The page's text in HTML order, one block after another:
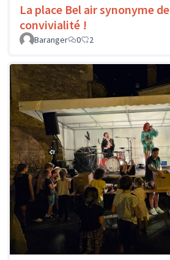
La place Bel air synonyme de
convivialité !
Baranger
0 2